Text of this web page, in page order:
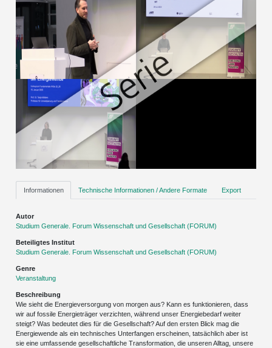
Informationen Technische Informationen / Andere Formate Export
Autor
Studium Generale. Forum Wissenschaft und Gesellschaft (FORUM)
Beteiligtes Institut
Studium Generale. Forum Wissenschaft und Gesellschaft (FORUM)
Genre
Veranstaltung
Beschreibung
Wie sieht die Energieversorgung von morgen aus? Kann es funktionieren, dass
wir auf fossile Energieträger verzichten, während unser Energiebedarf weiter
steigt? Was bedeutet dies für die Gesellschaft? Auf den ersten Blick mag die
Energiewende als ein technisches Unterfangen erscheinen, tatsächlich aber ist
sie eine umfassende gesellschaftliche Transformation, die unseren Alltag, unsere